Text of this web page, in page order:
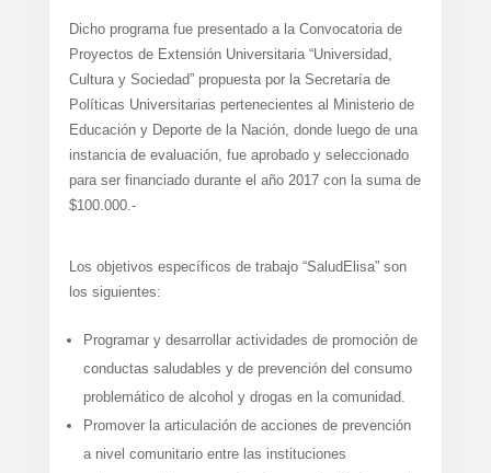
Dicho programa fue presentado a la Convocatoria de
Proyectos de Extensión Universitaria “Universidad,
Cultura y Sociedad” propuesta por la Secretaría de
Políticas Universitarias pertenecientes al Ministerio de
Educación y Deporte de la Nación, donde luego de una
instancia de evaluación, fue aprobado y seleccionado
para ser financiado durante el año 2017 con la suma de
$100.000.-
Los objetivos específicos de trabajo “SaludElisa” son
los siguientes:
Programar y desarrollar actividades de promoción de
conductas saludables y de prevención del consumo
problemático de alcohol y drogas en la comunidad.
Promover la articulación de acciones de prevención
a nivel comunitario entre las instituciones